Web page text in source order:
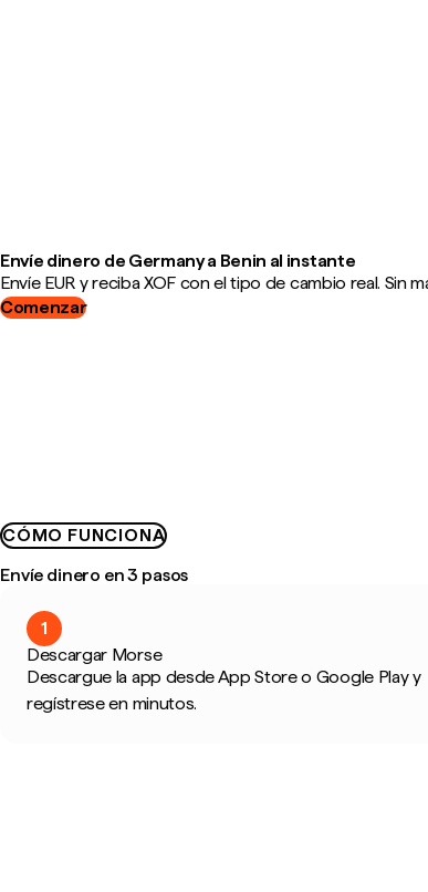
Envíe dinero de Germany a Benin al instante
Envíe EUR y reciba XOF con el tipo de cambio real. Sin
Comenzar
CÓMO FUNCIONA
Envíe dinero en 3 pasos
1
Descargar Morse
Descargue la app desde App Store o Google Play y
regístrese en minutos.